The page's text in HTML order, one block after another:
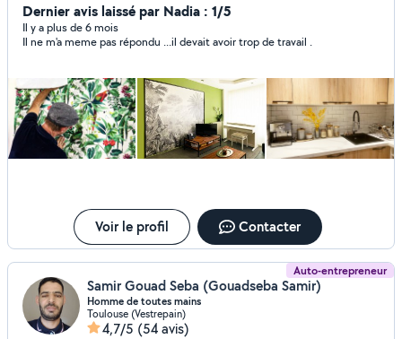
meubles sur mesure ...
Dernier avis laissé par Nadia : 1/5
Il y a plus de 6 mois
Il ne m'a meme pas répondu ...il devait avoir trop de travail .
Voir le profil Contacter
Auto-entrepreneur
Samir Gouad Seba (Gouadseba Samir)
Homme de toutes mains
Toulouse (Vestrepain)
4,7/5 (54 avis)